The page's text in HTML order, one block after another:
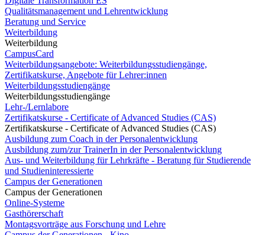
Qualitätsmanagement und Lehrentwicklung
Beratung und Service
Weiterbildung
Weiterbildung
CampusCard
Weiterbildungsangebote: Weiterbildungsstudiengänge,
Zertifikatskurse, Angebote für Lehrer:innen
Weiterbildungsstudiengänge
Weiterbildungsstudiengänge
Lehr-/Lernlabore
Zertifikatskurse - Certificate of Advanced Studies (CAS)
Zertifikatskurse - Certificate of Advanced Studies (CAS)
Ausbildung zum Coach in der Personalentwicklung
Ausbildung zum/zur TrainerIn in der Personalentwicklung
Aus- und Weiterbildung für Lehrkräfte - Beratung für Studierende
und Studieninteressierte
Campus der Generationen
Campus der Generationen
Online-Systeme
Gasthörerschaft
Montagsvorträge aus Forschung und Lehre